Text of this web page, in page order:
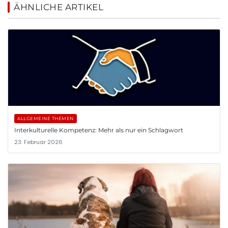
ÄHNLICHE ARTIKEL
ALLGEMEINE THEMEN
Interkulturelle Kompetenz: Mehr als nur ein Schlagwort
23. Februar 2026